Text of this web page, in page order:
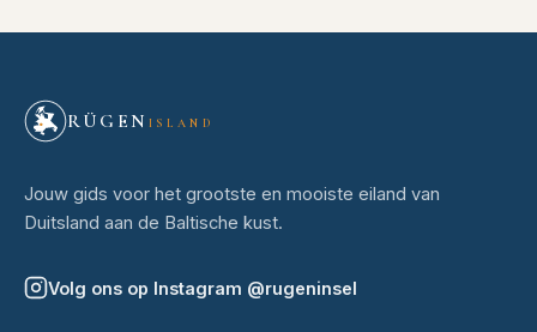
RÜGEN ISLAND
Jouw gids voor het grootste en mooiste eiland van
Duitsland aan de Baltische kust.
Volg ons op Instagram @rugeninsel